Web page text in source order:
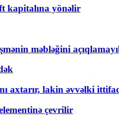
kapitalına yönəlir
məbləğini
axtarır, lakin əvvəlki
çevrilir